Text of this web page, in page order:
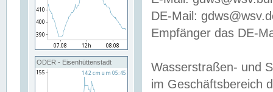
ODER - Eisenhüttenstadt
DE-Mail:
Empfänger das DE-
Wasserstraßen- und
im Geschäftsbereich